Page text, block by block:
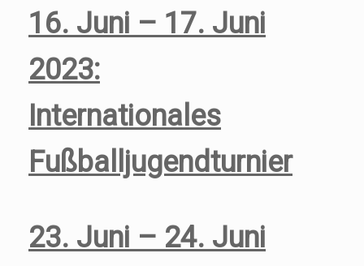
16. Juni – 17. Juni
2023:
Internationales
Fußballjugendturnier
23. Juni – 24. Juni